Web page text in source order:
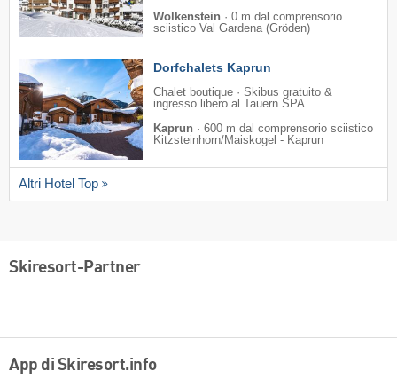
Wolkenstein · 0 m dal comprensorio
sciistico Val Gardena (Gröden)
Dorfchalets Kaprun
Chalet boutique · Skibus gratuito &
ingresso libero al Tauern SPA
Kaprun · 600 m dal comprensorio sciistico
Kitzsteinhorn/​Maiskogel - Kaprun
Altri Hotel Top
Skiresort-Partner
App di Skiresort.info